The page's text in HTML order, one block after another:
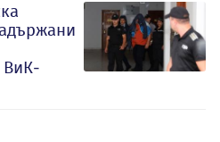
ВиК-